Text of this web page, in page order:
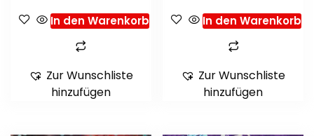
In den Warenkorb
Zur Wunschliste
hinzufügen
In den Warenkorb
Zur Wunschliste
hinzufügen